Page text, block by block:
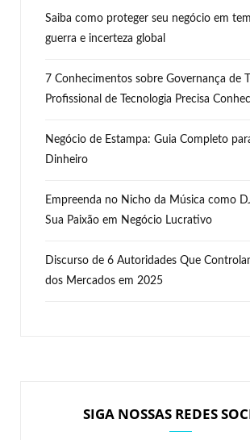
Saiba como proteger seu negócio em
guerra e incerteza global
7 Conhecimentos sobre Governança de
Profissional de Tecnologia Precisa
Negócio de Estampa: Guia Completo
Dinheiro
Empreenda no Nicho da Música como
Sua Paixão em Negócio Lucrativo
Discurso de 6 Autoridades Que
dos Mercados em 2025
SIGA NOSSAS REDES